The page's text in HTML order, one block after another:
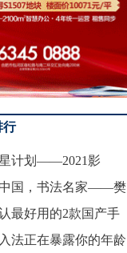
行
计划——2021影
国，书法名家——樊
最好用的2款国产手
法正在暴露你的年龄